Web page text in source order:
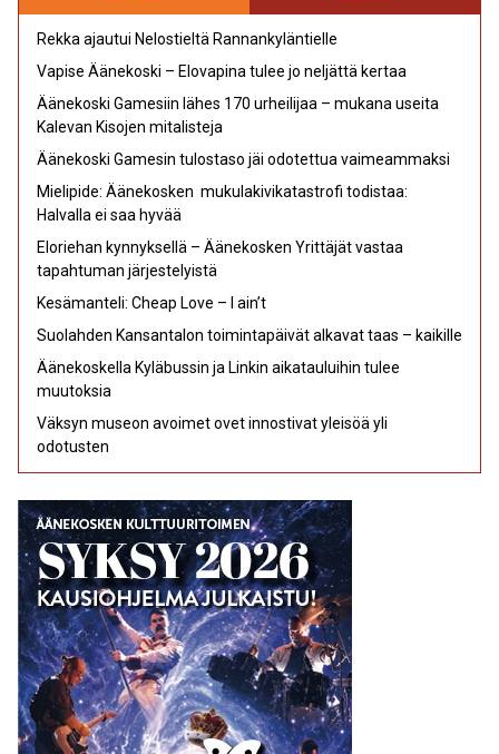
Rekka ajautui Nelostieltä Rannankyläntielle
Vapise Äänekoski – Elovapina tulee jo neljättä kertaa
Äänekoski Gamesiin lähes 170 urheilijaa – mukana useita
Kalevan Kisojen mitalisteja
Äänekoski Gamesin tulostaso jäi odotettua vaimeammaksi
Mielipide: Äänekosken mukulakivikatastrofi todistaa:
Halvalla ei saa hyvää
Eloriehan kynnyksellä – Äänekosken Yrittäjät vastaa
tapahtuman järjestelyistä
Kesämanteli: Cheap Love – I ain’t
Suolahden Kansantalon toimintapäivät alkavat taas – kaikille
Äänekoskella Kyläbussin ja Linkin aikatauluihin tulee
muutoksia
Väksyn museon avoimet ovet innostivat yleisöä yli
odotusten